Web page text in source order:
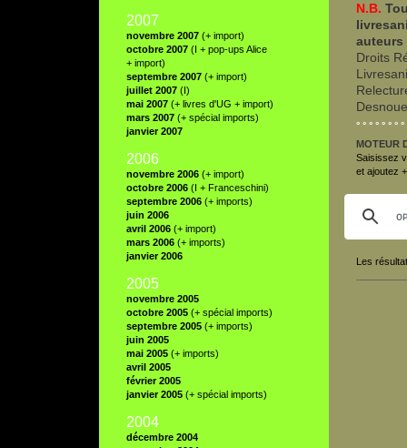
2007
novembre 2007(+ import)
octobre 2007(I + pop-ups Alice
+ import)
septembre 2007(+ import)
juillet 2007(I)
mai 2007(+ livres d'UG + import)
mars 2007(+ spécial imports)
janvier 2007
2006
novembre 2006(+ import)
octobre 2006 (I + Franceschini)
septembre 2006 (+ imports)
juin 2006
avril 2006 (+ import)
mars 2006 (+ imports)
janvier 2006
2005
novembre 2005
octobre 2005(+ spécial imports)
septembre 2005(+ imports)
juin 2005
mai 2005(+ imports)
avril 2005
février 2005
janvier 2005(+ spécial imports)
2004
décembre 2004
N.B.
auteurs
Droits
° ° ° ° ° ° ° °
MOTEUR
Saisissez
et ajoutez
Les